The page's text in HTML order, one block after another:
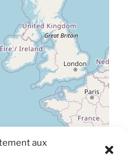
aux
Leaflet|© OpenStreetMap